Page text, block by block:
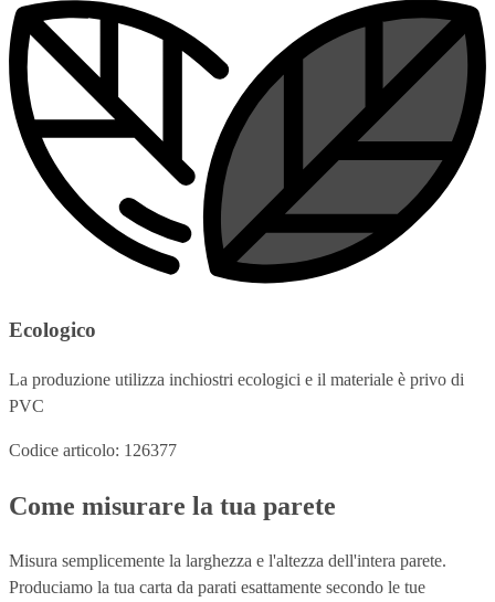
Ecologico
La produzione utilizza inchiostri ecologici e il materiale è privo di
PVC
Codice articolo: 126377
Come misurare la tua parete
Misura semplicemente la larghezza e l'altezza dell'intera parete.
Produciamo la tua carta da parati esattamente secondo le tue